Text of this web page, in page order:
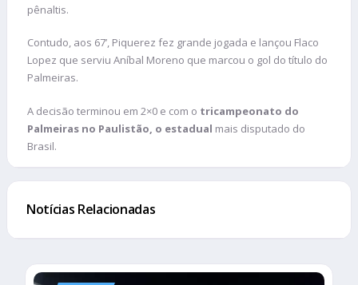
pênaltis.
Contudo, aos 67’, Piquerez fez grande jogada e lançou Flaco
Lopez que serviu Aníbal Moreno que marcou o gol do título do
Palmeiras.
A decisão terminou em 2×0 e com o tricampeonato do
Palmeiras no Paulistão, o estadual mais disputado do
Brasil.
Notícias Relacionadas